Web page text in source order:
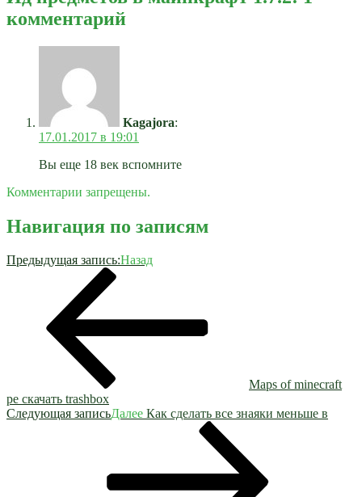
комментарий
Kagajora:
17.01.2017 в 19:01
Вы еще 18 век вспомните
Комментарии запрещены.
Навигация по записям
Предыдущая запись:Назад
Maps of minecraft
pe скачать trashbox
Следующая записьДалее Как сделать все знаяки меньше в